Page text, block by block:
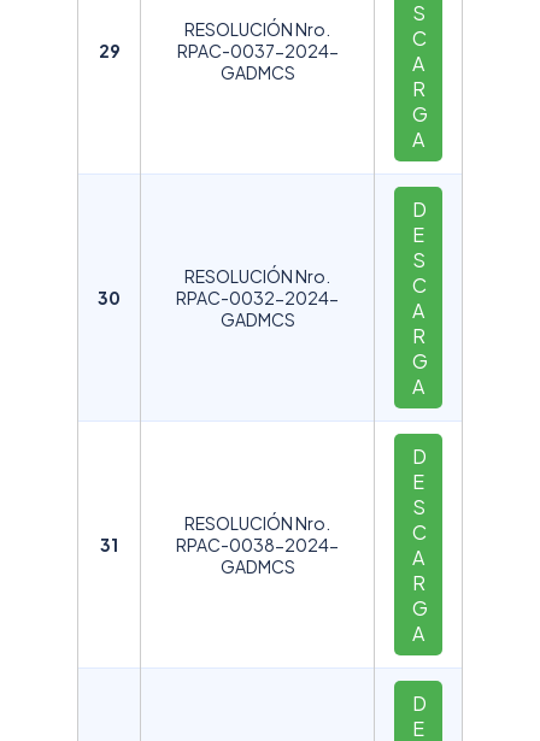
29
RESOLUCIÓN Nro.
RPAC-0037-2024-
GADMCS
S
C
A
R
G
A
30
RESOLUCIÓN Nro.
RPAC-0032-2024-
GADMCS
D
E
S
C
A
R
G
A
31
RESOLUCIÓN Nro.
RPAC-0038-2024-
GADMCS
D
E
S
C
A
R
G
A
D
E